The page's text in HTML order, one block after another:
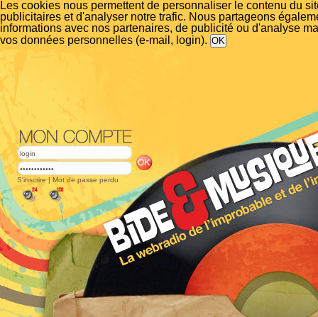
Les cookies nous permettent de personnaliser le contenu du
publicitaires et d'analyser notre trafic. Nous partageons
informations avec nos partenaires, de publicité ou d'analyse
vos données personnelles (e-mail, login).
S'inscrire | Mot de passe perdu